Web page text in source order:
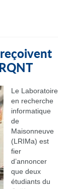
Le Laboratoire
en recherche
informatique
de
Maisonneuve
(LRIMa) est
fier
d’annoncer
que deux
étudiants du